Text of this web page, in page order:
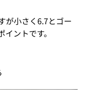
が小さく6.7とゴー
ントです。